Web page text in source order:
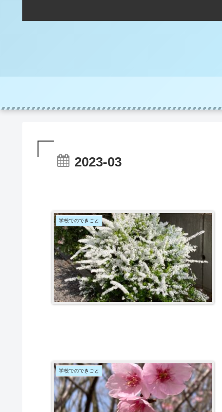
2023-03
学校でのできごと
学校でのできごと